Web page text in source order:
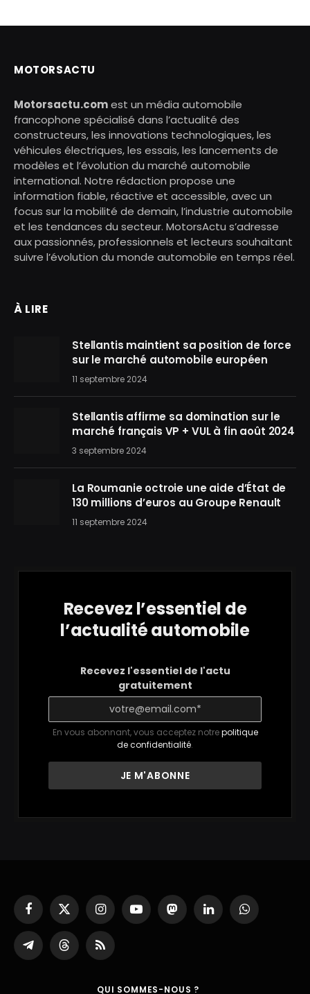
MOTORSACTU
Motorsactu.comest un média automobile
francophone spécialisé dans l’actualité des
constructeurs, les innovations technologiques, les
véhicules électriques, les essais, les lancements de
modèles et l’évolution du marché automobile
international. Notre rédaction propose une
information fiable, réactive et accessible, avec un
focus sur la mobilité de demain, l’industrie automobile
et les tendances du secteur. MotorsActu s’adresse
aux passionnés, professionnels et lecteurs souhaitant
suivre l’évolution du monde automobile en temps réel.
À LIRE
Stellantis maintient sa position de force
sur le marché automobile européen
11 septembre 2024
Stellantis affirme sa domination sur le
marché français VP + VUL à fin août 2024
3 septembre 2024
La Roumanie octroie une aide d’État de
130 millions d’euros au Groupe Renault
11 septembre 2024
Recevez l’essentiel de
l’actualité automobile
Recevez l'essentiel de l'actu
gratuitement
En vous abonnant, vous acceptez notrepolitique
de confidentialité.
Facebook
X
(Twitter)
InstagramYouTubeMastodonLinkedInWhatsApp
Partager
sur
ThreadsRSS
QUI SOMMES-NOUS ?